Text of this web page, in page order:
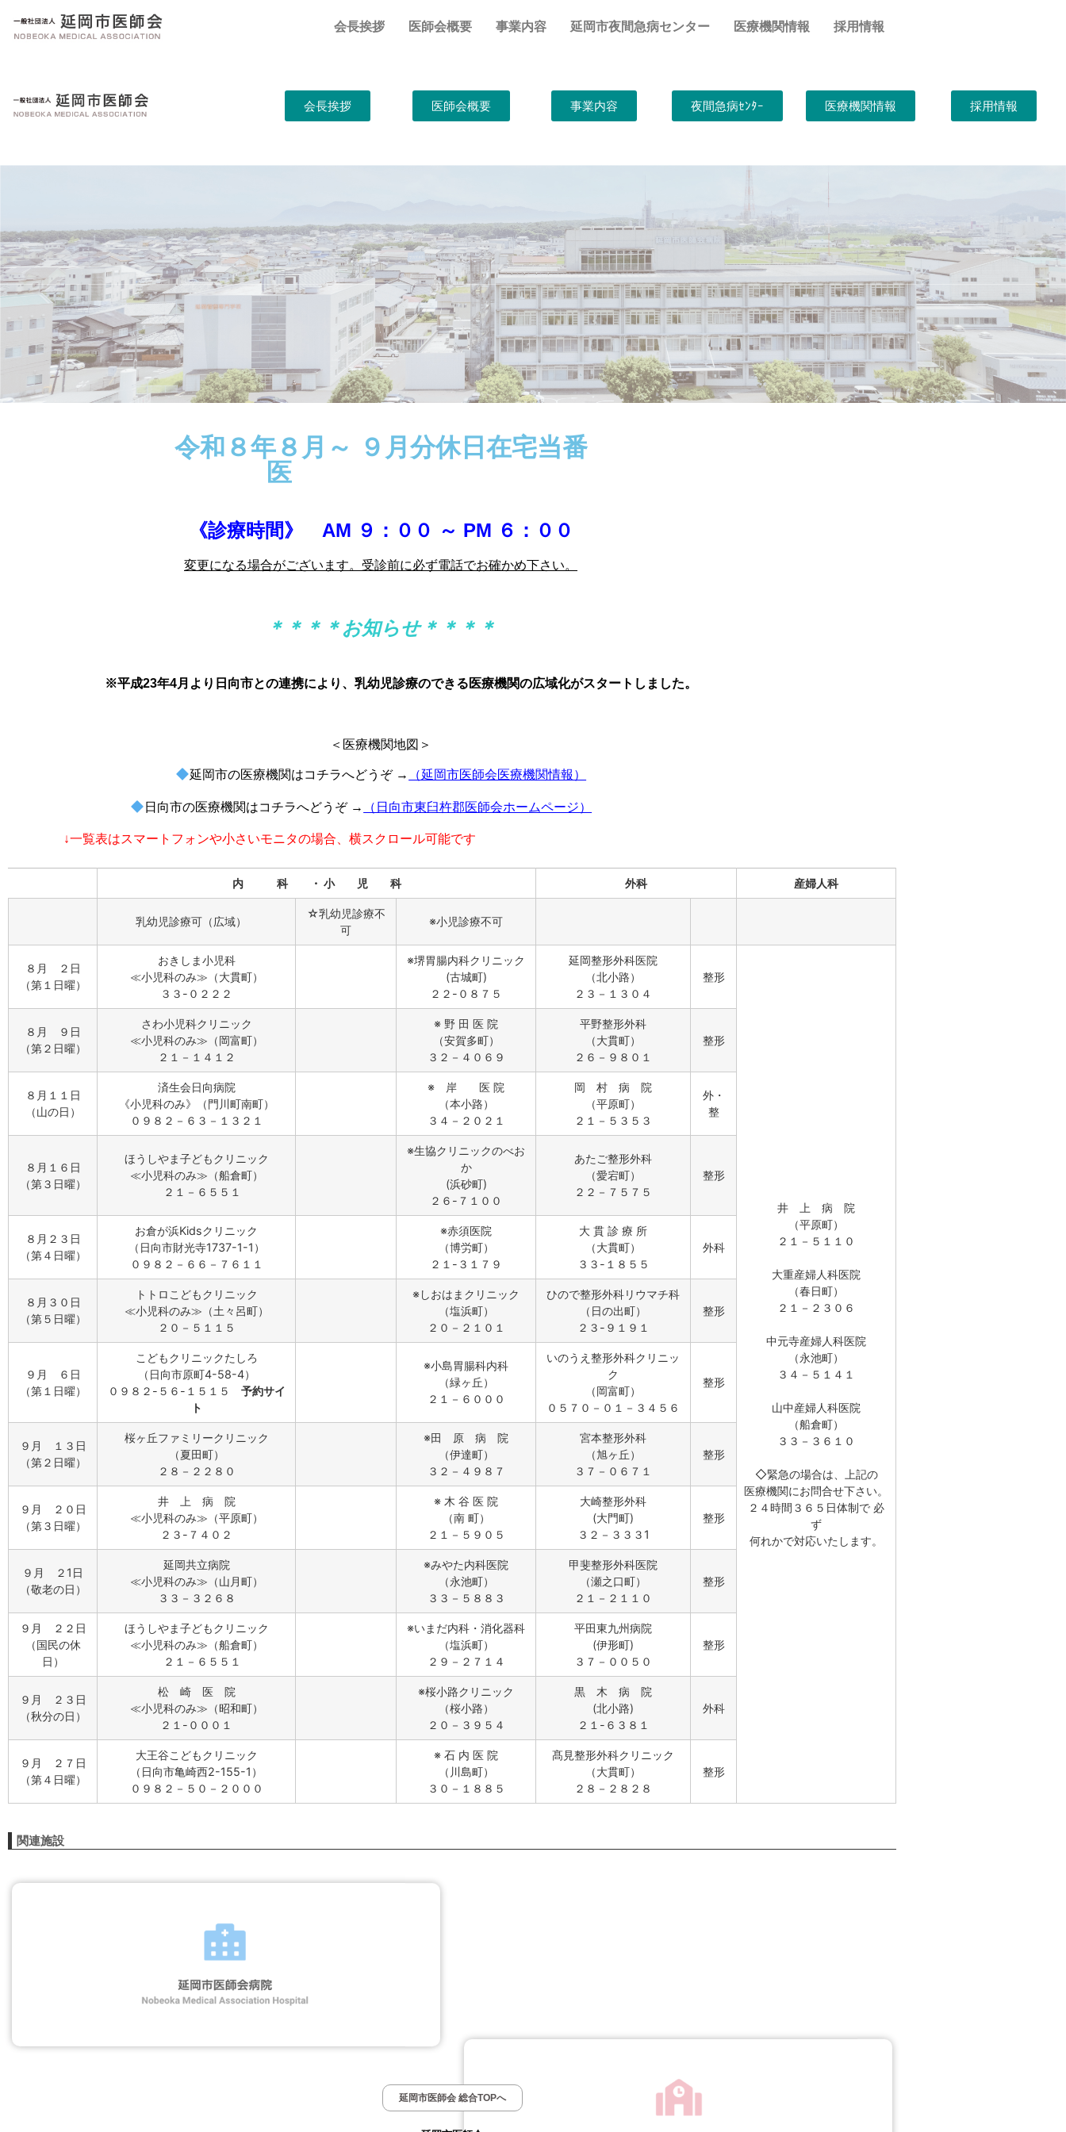
会長挨拶 医師会概要 事業内容 延岡市夜間急病センター 医療機関情報 採用情報
会長挨拶 医師会概要 事業内容 夜間急病ｾﾝﾀｰ 医療機関情報 採用情報
令和８年８月～ ９月分休日在宅当番
医
《診療時間》 AM ９：００ ～ PM ６：００
変更になる場合がございます。受診前に必ず電話でお確かめ下さい。
＊＊＊＊お知らせ＊＊＊＊
※平成23年4月より日向市との連携により、乳幼児診療のできる医療機関の広域化がスタートしました。
＜医療機関地図＞
延岡市の医療機関はコチラへどうぞ → （延岡市医師会医療機関情報）
日向市の医療機関はコチラへどうぞ → （日向市東臼杵郡医師会ホームページ）
↓一覧表はスマートフォンや小さいモニタの場合、横スクロール可能です
内 科 ・ 小 児 科 外科 産婦人科
乳幼児診療可（広域）
☆乳幼児診療不
可
※小児診療不可
８月 ２日
（第１日曜）
おきしま小児科
≪小児科のみ≫（大貫町）
３３-０２２２
※堺胃腸内科クリニック
(古城町)
２２-０８７５
延岡整形外科医院
（北小路）
２３－１３０４
整形
井 上 病 院
（平原町）
２１－５１１０
大重産婦人科医院
（春日町）
２１－２３０６
中元寺産婦人科医院
（永池町）
３４－５１４１
山中産婦人科医院
（船倉町）
３３－３６１０
◇緊急の場合は、上記の
医療機関にお問合せ下さい。
２４時間３６５日体制で 必
ず
何れかで対応いたします。
８月 ９日
（第２日曜）
さわ小児科クリニック
≪小児科のみ≫（岡富町）
２１－１４１２
※ 野 田 医 院
（安賀多町）
３２－４０６９
平野整形外科
（大貫町）
２６－９８０１
整形
８月１１日
（山の日）
済生会日向病院
《小児科のみ》（門川町南町）
０９８２－６３－１３２１
※ 岸 医 院
（本小路）
３４－２０２１
岡 村 病 院
（平原町）
２１－５３５３
外・
整
８月１６日
（第３日曜）
ほうしやま子どもクリニック
≪小児科のみ≫（船倉町）
２１－６５５１
※生協クリニックのべお
か
(浜砂町)
２６-７１００
あたご整形外科
（愛宕町）
２２－７５７５
整形
８月２３日
（第４日曜）
お倉が浜Kidsクリニック
（日向市財光寺1737-1-1）
０９８２－６６－７６１１
※赤須医院
（博労町）
２１-３１７９
大 貫 診 療 所
（大貫町）
３３-１８５５
外科
８月３０日
（第５日曜）
トトロこどもクリニック
≪小児科のみ≫（土々呂町）
２０－５１１５
※しおはまクリニック
（塩浜町）
２０－２１０１
ひので整形外科リウマチ科
（日の出町）
２３-９１９１
整形
９月 ６日
（第１日曜）
こどもクリニックたしろ
（日向市原町4-58-4）
０９８２-５６-１５１５ 予約サイ
ト
※小島胃腸科内科
（緑ヶ丘）
２１－６０００
いのうえ整形外科クリニッ
ク
（岡富町）
０５７０－０１－３４５６
整形
９月 １３日
（第２日曜）
桜ヶ丘ファミリークリニック
（夏田町）
２８－２２８０
※田 原 病 院
（伊達町）
３２－４９８７
宮本整形外科
（旭ヶ丘）
３７－０６７１
整形
９月 ２０日
（第３日曜）
井 上 病 院
≪小児科のみ≫（平原町）
２３-７４０２
※ 木 谷 医 院
（南 町）
２１－５９０５
大崎整形外科
(大門町)
３２－３３３1
整形
９月 ２1日
（敬老の日）
延岡共立病院
≪小児科のみ≫（山月町）
３３－３２６８
※みやた内科医院
（永池町）
３３－５８８３
甲斐整形外科医院
（瀬之口町）
２１－２１１０
整形
９月 ２２日
（国民の休
日）
ほうしやま子どもクリニック
≪小児科のみ≫（船倉町）
２１－６５５１
※いまだ内科・消化器科
（塩浜町）
２９－２７１４
平田東九州病院
(伊形町)
３７－００５０
整形
９月 ２３日
（秋分の日）
松 崎 医 院
≪小児科のみ≫（昭和町）
２１-０００１
※桜小路クリニック
（桜小路）
２０－３９５４
黒 木 病 院
(北小路)
２１-６３８１
外科
９月 ２７日
（第４日曜）
大王谷こどもクリニック
（日向市亀崎西2-155-1）
０９８２－５０－２０００
※ 石 内 医 院
（川島町）
３０－１８８５
髙見整形外科クリニック
（大貫町）
２８－２８２８
整形
関連施設
延岡市医師会 総合TOPへ